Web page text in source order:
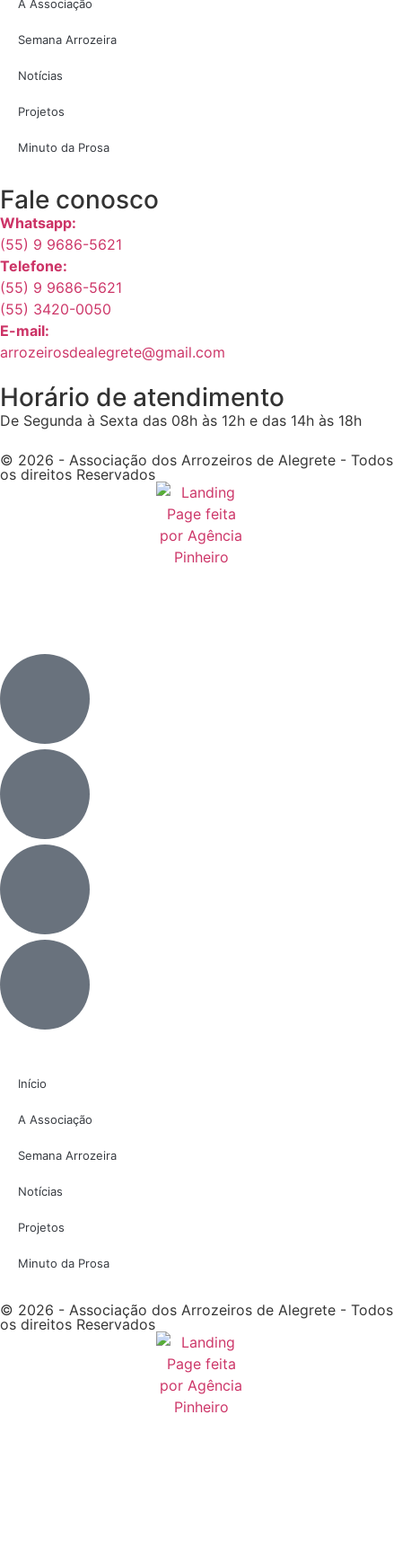
A Associação
Semana Arrozeira
Notícias
Projetos
Minuto da Prosa
Fale conosco
Whatsapp:
(55) 9 9686-5621
Telefone:
(55) 9 9686-5621
(55) 3420-0050
E-mail:
arrozeirosdealegrete@gmail.com
Horário de atendimento
De Segunda à Sexta das 08h às 12h e das 14h às 18h
© 2026 - Associação dos Arrozeiros de Alegrete - Todos
os direitos Reservados
Início
A Associação
Semana Arrozeira
Notícias
Projetos
Minuto da Prosa
© 2026 - Associação dos Arrozeiros de Alegrete - Todos
os direitos Reservados